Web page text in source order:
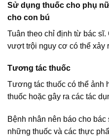
Sử dụng thuốc cho phụ
cho con bú
Tuân theo chỉ định từ bác
vượt trội nguy cơ có thể xảy
Tương tác thuốc
Tương tác thuốc có thể ảnh
thuốc hoặc gây ra các tác
Bệnh nhân nên báo cho
những thuốc và các thực